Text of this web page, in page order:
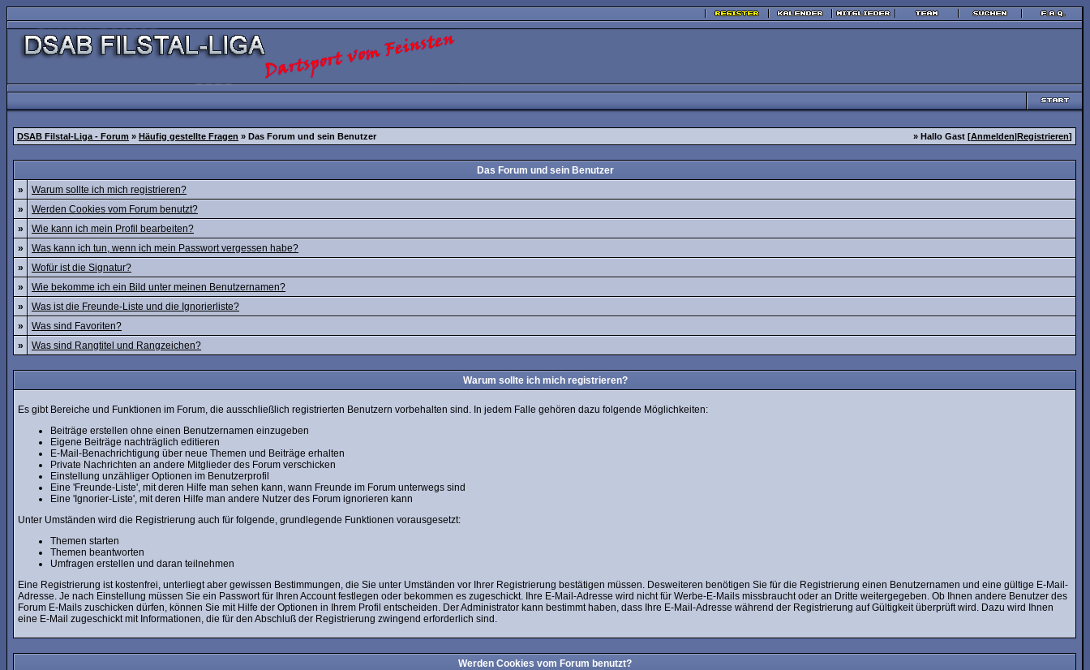
DSAB Filstal-Liga - Forum » Häufig gestellte Fragen » Das Forum und sein Benutzer » Hallo Gast [Anmelden|Registrieren]
Das Forum und sein Benutzer
»
Warum sollte ich mich registrieren?
»
Werden Cookies vom Forum benutzt?
»
Wie kann ich mein Profil bearbeiten?
»
Was kann ich tun, wenn ich mein Passwort vergessen habe?
»
Wofür ist die Signatur?
»
Wie bekomme ich ein Bild unter meinen Benutzernamen?
»
Was ist die Freunde-Liste und die Ignorierliste?
»
Was sind Favoriten?
»
Was sind Rangtitel und Rangzeichen?
Warum sollte ich mich registrieren?
Es gibt Bereiche und Funktionen im Forum, die ausschließlich registrierten Benutzern vorbehalten sind. In jedem Falle gehören dazu folgende Möglichkeiten:
Beiträge erstellen ohne einen Benutzernamen einzugeben
Eigene Beiträge nachträglich editieren
E-Mail-Benachrichtigung über neue Themen und Beiträge erhalten
Private Nachrichten an andere Mitglieder des Forum verschicken
Einstellung unzähliger Optionen im Benutzerprofil
Eine 'Freunde-Liste', mit deren Hilfe man sehen kann, wann Freunde im Forum unterwegs sind
Eine 'Ignorier-Liste', mit deren Hilfe man andere Nutzer des Forum ignorieren kann
Unter Umständen wird die Registrierung auch für folgende, grundlegende Funktionen vorausgesetzt:
Themen starten
Themen beantworten
Umfragen erstellen und daran teilnehmen
Eine Registrierung ist kostenfrei, unterliegt aber gewissen Bestimmungen, die Sie unter Umständen vor Ihrer Registrierung bestätigen müssen. Desweiteren benötigen Sie für die Registrierung einen Benutzernamen und eine gültige E-Mail-
Adresse. Je nach Einstellung müssen Sie ein Passwort für Ihren Account festlegen oder bekommen es zugeschickt. Ihre E-Mail-Adresse wird nicht für Werbe-E-Mails missbraucht oder an Dritte weitergegeben. Ob Ihnen andere Benutzer des
Forum E-Mails zuschicken dürfen, können Sie mit Hilfe der Optionen in Ihrem Profil entscheiden. Der Administrator kann bestimmt haben, dass Ihre E-Mail-Adresse während der Registrierung auf Gültigkeit überprüft wird. Dazu wird Ihnen
eine E-Mail zugeschickt mit Informationen, die für den Abschluß der Registrierung zwingend erforderlich sind.
Werden Cookies vom Forum benutzt?